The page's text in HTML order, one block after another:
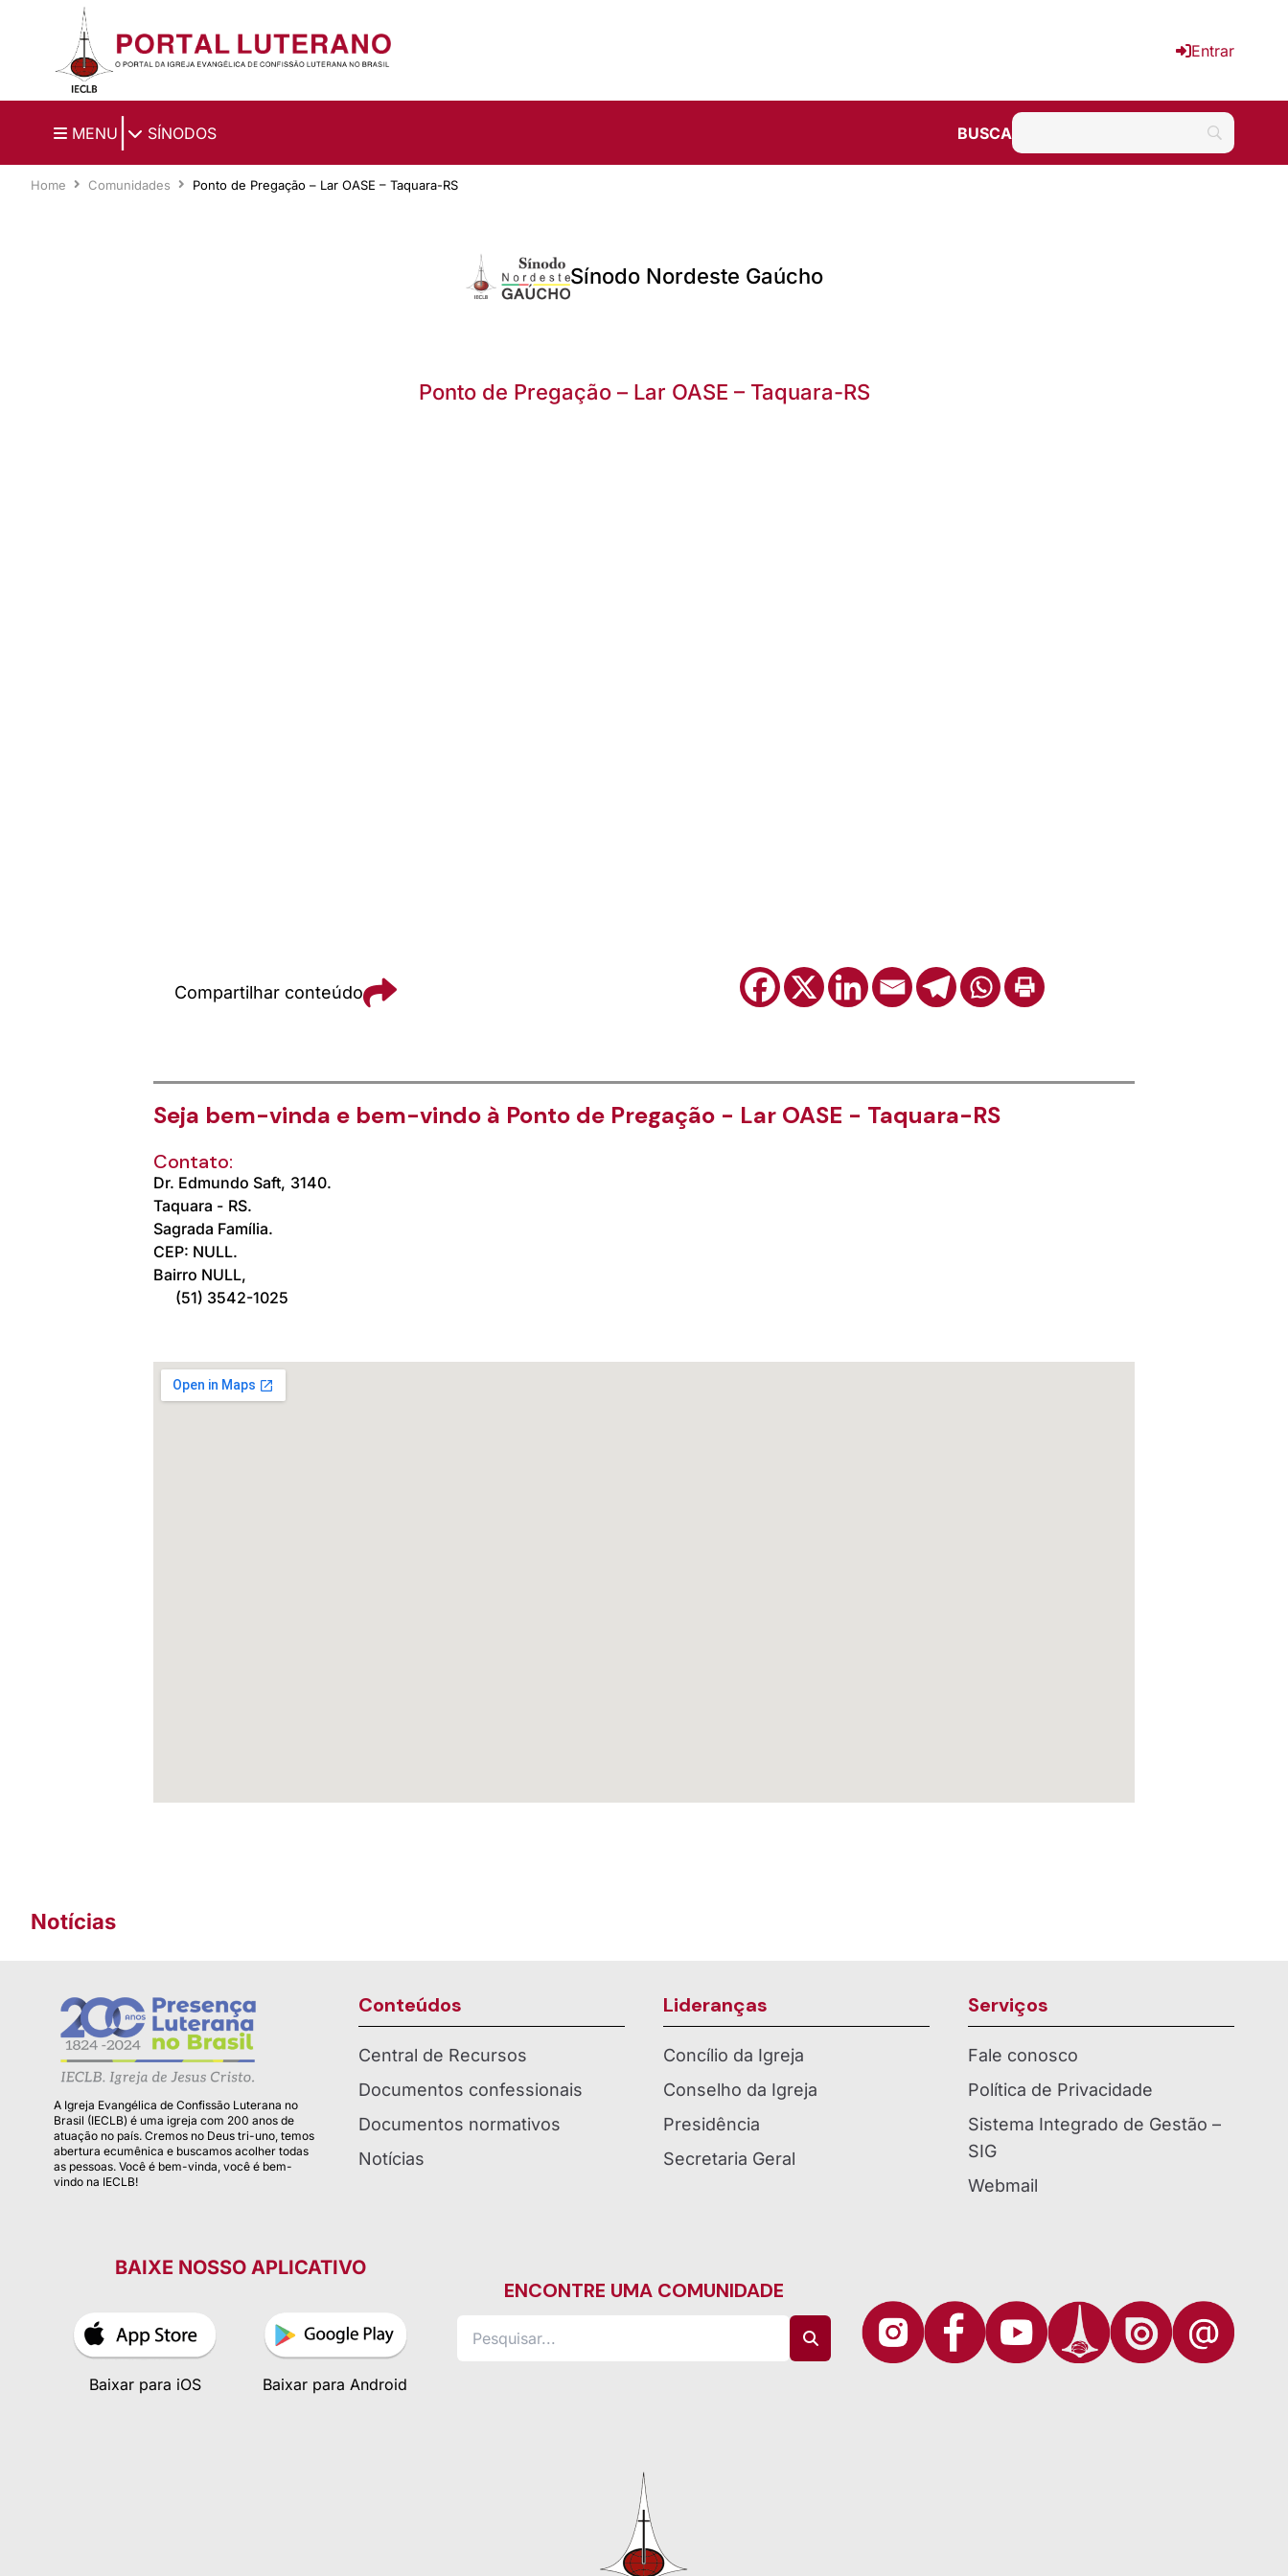
Ir para o conteúdo principal
Entrar
MENU SÍNODOS BUSCA
Home Comunidades Ponto de Pregação – Lar OASE – Taquara-RS
Sínodo Nordeste Gaúcho
Ponto de Pregação – Lar OASE – Taquara-RS
Compartilhar conteúdo
Seja bem-vinda e bem-vindo à Ponto de Pregação - Lar OASE - Taquara-RS
Contato:
Dr. Edmundo Saft, 3140.
Taquara - RS.
Sagrada Família.
CEP: NULL.
Bairro NULL,
(51) 3542-1025
Notícias
A Igreja Evangélica de Confissão Luterana no
Brasil (IECLB) é uma igreja com 200 anos de
atuação no país. Cremos no Deus tri-uno, temos
abertura ecumênica e buscamos acolher todas
as pessoas. Você é bem-vinda, você é bem-
vindo na IECLB!
Conteúdos
Central de Recursos
Documentos confessionais
Documentos normativos
Notícias
Lideranças
Concílio da Igreja
Conselho da Igreja
Presidência
Secretaria Geral
Serviços
Fale conosco
Política de Privacidade
Sistema Integrado de Gestão –
SIG
Webmail
BAIXE NOSSO APLICATIVO
Baixar para iOS Baixar para Android
ENCONTRE UMA COMUNIDADE